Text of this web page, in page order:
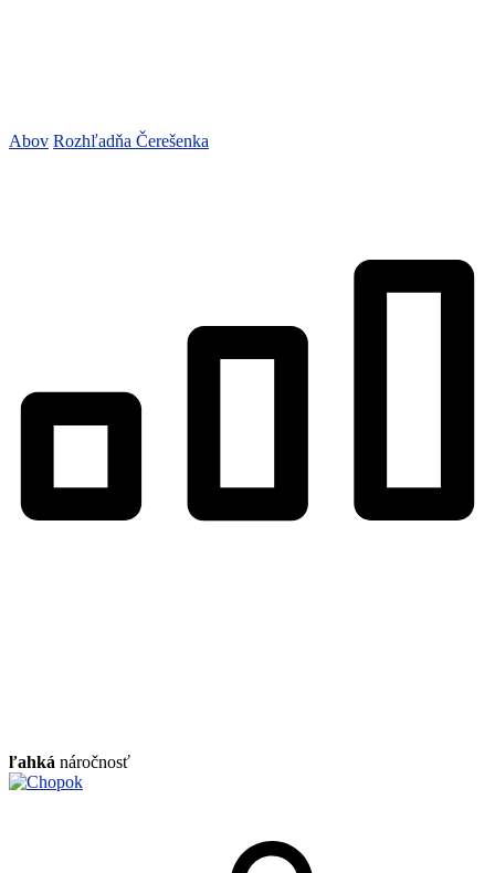
Abov Rozhľadňa Čerešenka
ľahká náročnosť